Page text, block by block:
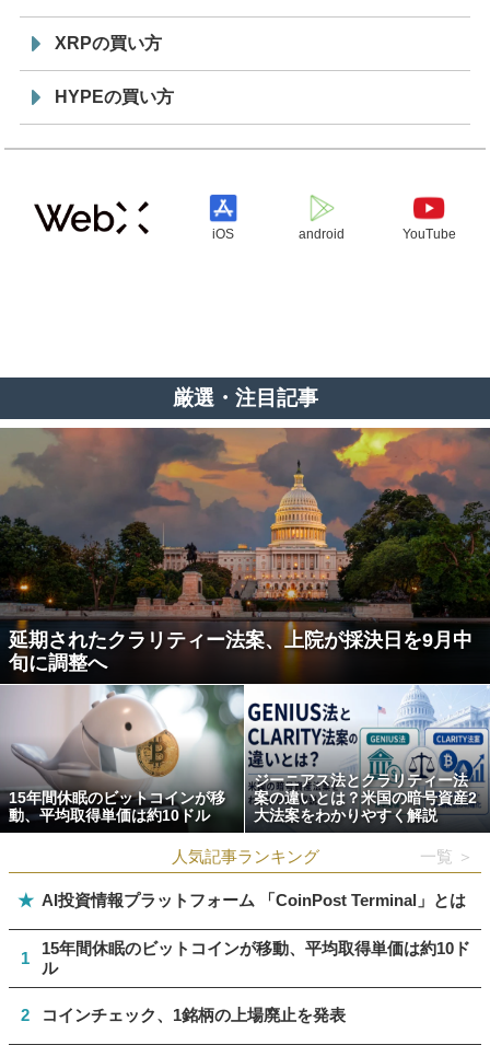
XRPの買い方
HYPEの買い方
iOS android YouTube
厳選・注目記事
延期されたクラリティー法案、上院が採決日を9月中
旬に調整へ
15年間休眠のビットコインが移
動、平均取得単価は約10ドル
ジーニアス法とクラリティー法
案の違いとは？米国の暗号資産2
大法案をわかりやすく解説
人気記事ランキング 一覧 ＞
★ AI投資情報プラットフォーム 「CoinPost Terminal」とは
1
15年間休眠のビットコインが移動、平均取得単価は約10ド
ル
2 コインチェック、1銘柄の上場廃止を発表